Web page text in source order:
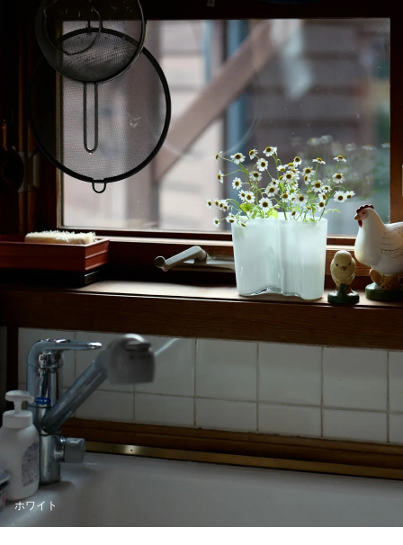
ホワイト